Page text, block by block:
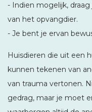
- Indien mogelijk,
van het opvangdier.
- Je bent je ervan
Huisdieren die uit een
kunnen tekenen van
van trauma vertonen.
gedrag, maar je moet